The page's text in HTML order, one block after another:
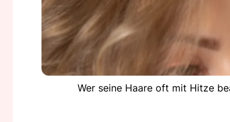
Wer seine Haare oft mit Hitze